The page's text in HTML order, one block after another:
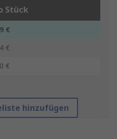
Stück
€
€
€
hinzufügen